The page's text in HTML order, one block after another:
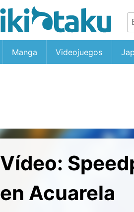
Manga Videojuegos
Vídeo:
en Acuarela